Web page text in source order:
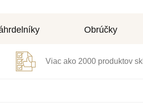
Obrúčky
Viac ako 2000 produktov